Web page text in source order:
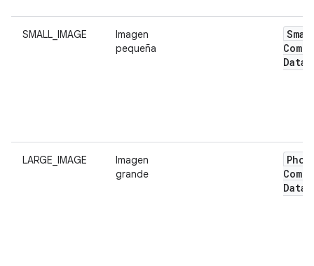
SMALL_IMAGE
Imagen
pequeña
Data
LARGE_IMAGE
Imagen
grande
Data